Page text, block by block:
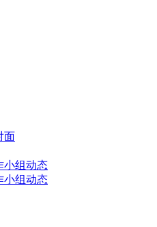
面
小组动态
小组动态